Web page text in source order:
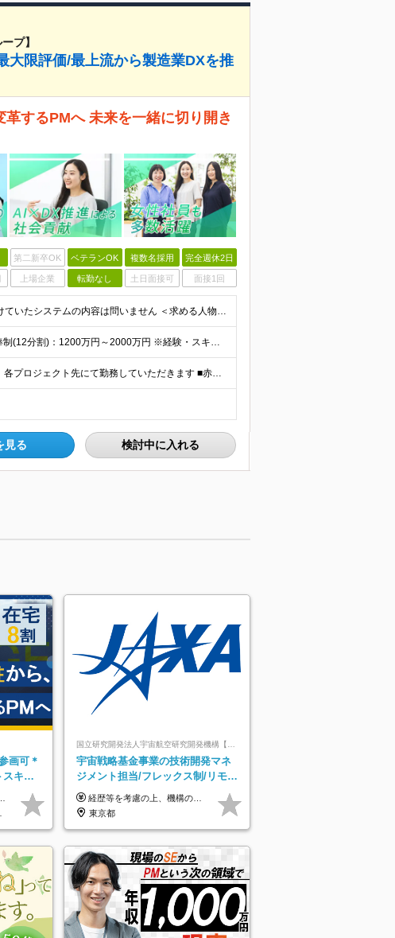
プ】
大限評価/最上流から製造業DXを推
するPMへ 未来を一緒に切り開き
第二新卒OK ベテランOK 複数名採用 完全週休2日
上場企業 転勤なし 土日面接可 面接1回
■学歴不問 ■PMorPL経験をお持ちの方 →手掛けていたシステムの内容は問いません ＜求める人物像＞ ・主体的に行動できる方 ・製造業の発展に貢献したいという意欲がある方 ・顧客と深く向き合い、本
＜月収想定100万円～+残業代全額支給＞ ■年俸制(12分割)：1200万円～2000万円 ※経験・スキルを考慮し決定します ※残業代は別途支給します ※試用期間6カ月あり（給与・待遇・雇用形態に差異
★リモートワークあり！ ★赤坂オフィス及び、各プロジェクト先にて勤務していただきます ■赤坂オフィス 東京都港区元赤坂1丁目3-13 赤坂センタービルディング15階 ※転居を伴う転勤なし 【出張
見る 検討中に入れる
画可＊
スキル
宇宙戦略基金事業の技術開発マネ
ジメント担当/フレックス制/リモー
ト活用/異業種出身者歓迎/国家プロ
ジェクト
経歴等を考慮の上、機構の規定により決定します。 ＜大学卒業後、正規社員として民間企業に3年勤務した場合＞ ・月給30万円以上 ・年収470万円以上 年収概算を試算する場合は以下をご確認ください。 https://www.jaxa.jp/about/employ/trial_j.html ■昇給年1回、賞与年2回 ■諸手当（住居手当、通勤手当他） ■退職金制度あり ※年収470万円～ ※超過勤務分は別途支給します。 ※6ヶ月の試用期間あり。その間の待遇・給与に差異はありません。
東京都